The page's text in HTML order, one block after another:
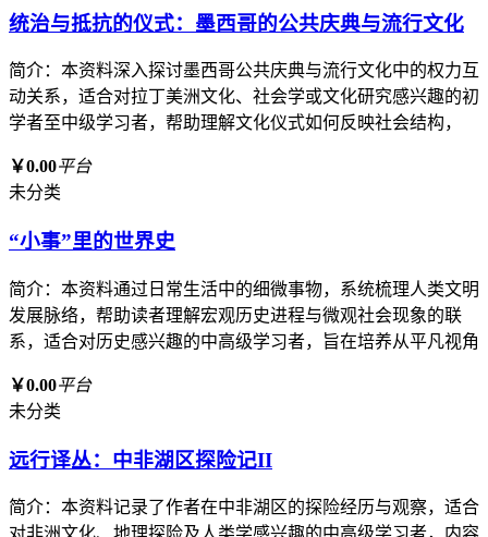
统治与抵抗的仪式：墨西哥的公共庆典与流行文化
简介：本资料深入探讨墨西哥公共庆典与流行文化中的权力互
动关系，适合对拉丁美洲文化、社会学或文化研究感兴趣的初
学者至中级学习者，帮助理解文化仪式如何反映社会结构，
￥0.00平台
未分类
“小事”里的世界史
简介：本资料通过日常生活中的细微事物，系统梳理人类文明
发展脉络，帮助读者理解宏观历史进程与微观社会现象的联
系，适合对历史感兴趣的中高级学习者，旨在培养从平凡视角
￥0.00平台
未分类
远行译丛：中非湖区探险记II
简介：本资料记录了作者在中非湖区的探险经历与观察，适合